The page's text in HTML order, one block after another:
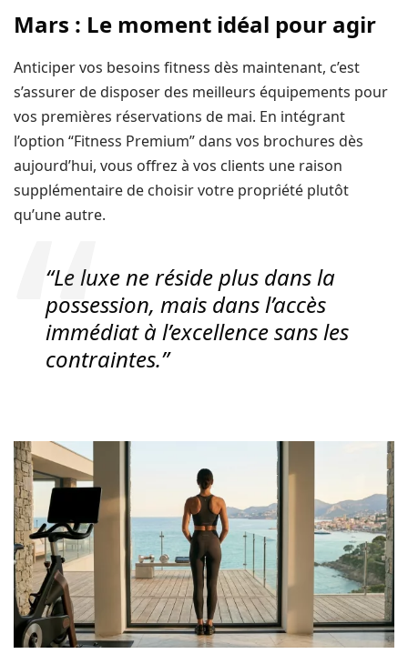
Mars : Le moment idéal pour agir
Anticiper vos besoins fitness dès maintenant, c’est
s’assurer de disposer des meilleurs équipements pour
vos premières réservations de mai. En intégrant
l’option “Fitness Premium” dans vos brochures dès
aujourd’hui, vous offrez à vos clients une raison
supplémentaire de choisir votre propriété plutôt
qu’une autre.
“Le luxe ne réside plus dans la
possession, mais dans l’accès
immédiat à l’excellence sans les
contraintes.”